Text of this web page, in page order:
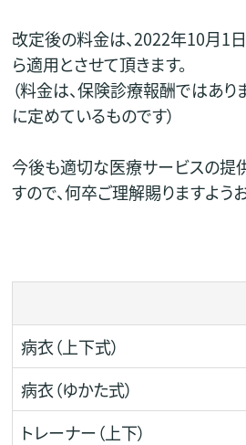
改定後の料金は、2022年10月1
ら適用とさせて頂きます。
（料金は、保険診療報酬ではあ
に定めているものです）
今後も適切な医療サービスの提
すので、何卒ご理解賜りますよう
病衣（上下式）
病衣（ゆかた式）
トレーナー（上下）